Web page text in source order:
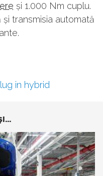
și 1.000 Nm cuplu.
transmisia automată
in hybrid